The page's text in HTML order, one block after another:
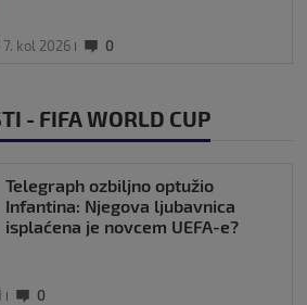
7. kol 2026 0
- FIFA WORLD CUP
Telegraph ozbiljno optužio
Infantina: Njegova ljubavnica
isplaćena je novcem UEFA-e?
0